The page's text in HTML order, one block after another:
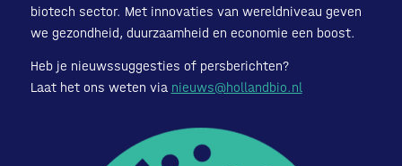
biotech sector. Met innovaties van wereldniveau geven
we gezondheid, duurzaamheid en economie een boost.
Heb je nieuwssuggesties of persberichten?
Laat het ons weten via nieuws@hollandbio.nl